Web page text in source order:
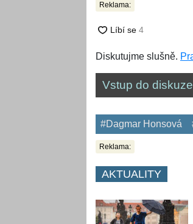
Reklama:
Diskutujme slušně.
Vstup do diskuze
#Dagmar Honsová
Reklama:
AKTUALITY